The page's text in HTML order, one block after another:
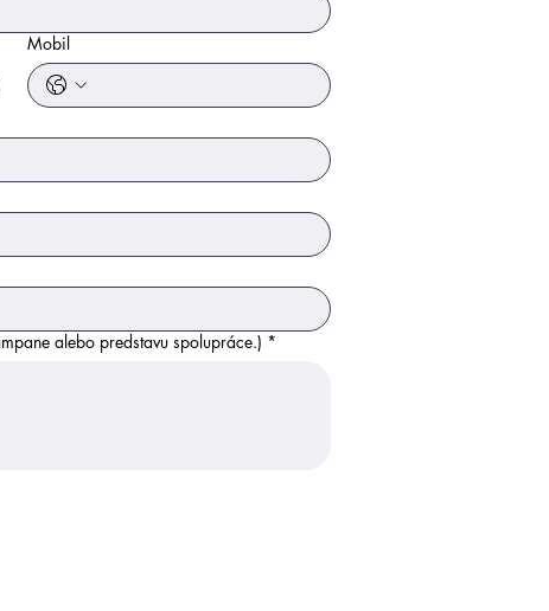
Mobil
alebo predstavu spolupráce.) *